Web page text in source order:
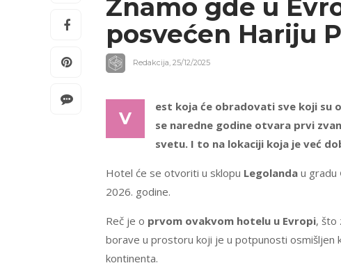
Znamo gde u
posvećen Hariju
Redakcija, 25/12/2025
V
est koja će obradovati sve koji su
se naredne godine otvara prvi
svetu. I to na lokaciji koja je već
Hotel će se otvoriti u sklopu Legolanda u gradu
2026. godine.
Reč je o prvom ovakvom hotelu u Evropi, što
borave u prostoru koji je u potpunosti osmišljen
kontinenta.